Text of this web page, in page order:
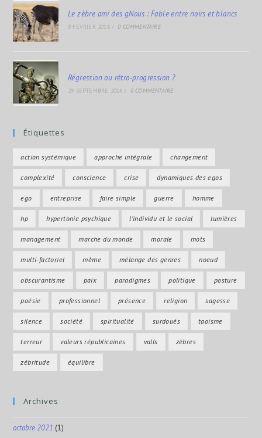
Le zèbre ami des gNous : Fable entre noirs et blancs
8 FÉVRIER 2016 / 0 COMMENTAIRE
Régression ou rétro-progression ?
29 SEPTEMBRE 2016 / 0 COMMENTAIRE
Étiquettes
action systémique approche intégrale changement
complexité conscience crise dynamiques des egos
ego entreprise faire simple guerre homme
hp hypertonie psychique l'individu et le social lumières
management marche du monde morale mots
multi-factoriel mème mélange des genres noeud
obscurantisme paix paradigmes politique posture
poésie professionnel présence religion sagesse
silence société spiritualité surdoués taoisme
terreur valeurs républicaines valls zèbres
zébritude équilibre
Archives
octobre 2021 (1)